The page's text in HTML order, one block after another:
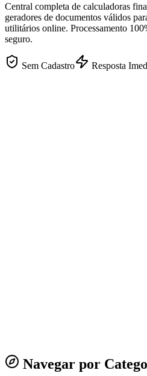
Central completa de calculadoras
geradores de documentos válidos
utilitários online. Processamento
seguro.
Sem Cadastro Resposta
Navegar por